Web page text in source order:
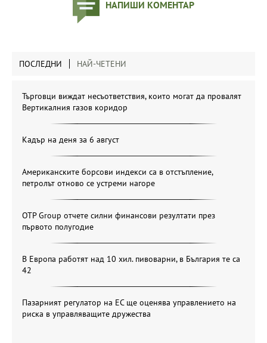
НАПИШИ КОМЕНТАР
ПОСЛЕДНИ НАЙ-ЧЕТЕНИ
Търговци виждат несъответствия, които могат да провалят
Вертикалния газов коридор
Кадър на деня за 6 август
Американските борсови индекси са в отстъпление,
петролът отново се устреми нагоре
OTP Group отчете силни финансови резултати през
първото полугодие
В Европа работят над 10 хил. пивоварни, в България те са
42
Пазарният регулатор на ЕС ще оценява управлението на
риска в управляващите дружества